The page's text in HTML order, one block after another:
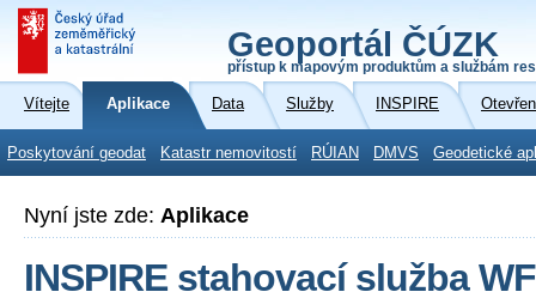
Geoportál ČÚZK
přístup k mapovým produktům a službám
Vítejte Aplikace Data Služby INSPIRE
Poskytování geodat Katastr nemovitostí RÚIAN DMVS Geodetické
Nyní jste zde: Aplikace
INSPIRE stahovací služba